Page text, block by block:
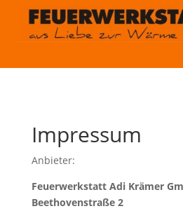
Impressum
Anbieter:
Feuerwerkstatt Adi Krämer
Beethovenstraße 2